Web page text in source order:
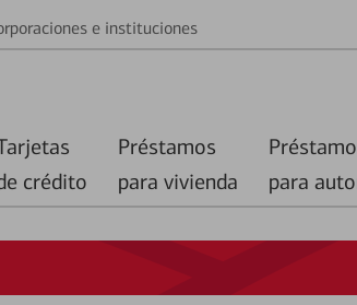
e instituciones
crédito
Préstamos
para vivienda
para